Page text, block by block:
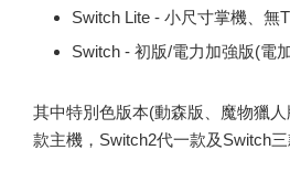
Switch Lite - 小尺寸掌機、無
Switch - 初版/電力加強版(電
其中特別色版本(動森版、魔物獵
款主機，Switch2代一款及Switch